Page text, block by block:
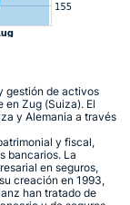
gestión de activos
en Zug (Suiza). El
y Alemania a través
y fiscal,
bancarios. La
en seguros,
creación en 1993,
han tratado de